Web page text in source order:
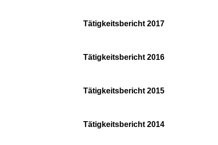
Tätigkeitsbericht 2017
Tätigkeitsbericht 2016
Tätigkeitsbericht 2015
Tätigkeitsbericht 2014